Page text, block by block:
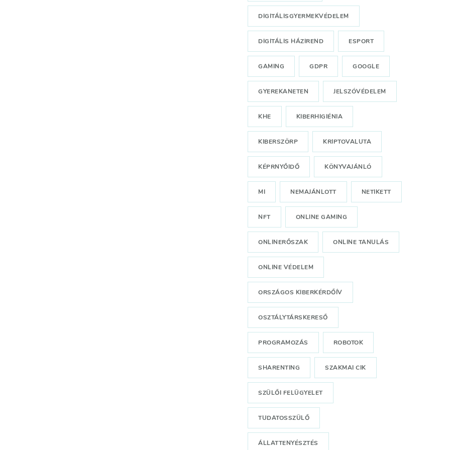
DIGITÁLISGYERMEKVÉDELEM
DIGITÁLIS HÁZIREND ESPORT
GAMING GDPR GOOGLE
GYEREKANETEN JELSZÓVÉDELEM
KHE KIBERHIGIÉNIA
KIBERSZÖRP KRIPTOVALUTA
KÉPRNYŐIDŐ KÖNYVAJÁNLÓ
MI NEMAJÁNLOTT NETIKETT
NFT ONLINE GAMING
ONLINERŐSZAK ONLINE TANULÁS
ONLINE VÉDELEM
ORSZÁGOS KIBERKÉRDŐÍV
OSZTÁLYTÁRSKERESŐ
PROGRAMOZÁS ROBOTOK
SHARENTING SZAKMAI CIK
SZÜLŐI FELÜGYELET
TUDATOSSZÜLŐ
ÁLLATTENYÉSZTÉS